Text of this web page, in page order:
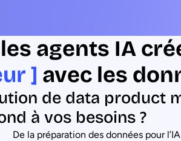
agents IA
] avec les
de data product
à vos besoins ?
De la préparation des données pour